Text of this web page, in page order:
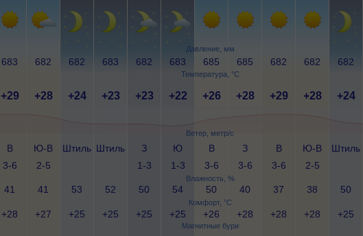
Давление, мм
Температура, °C
Ветер, метр/с
Влажность, %
Комфорт, °C
Магнитные бури
683 682 682 683 682 683 685 685 682 682 682
+29 +28 +24 +23 +23 +22 +26 +28 +29 +28 +24
В
3-6
Ю-В
2-5
Штиль Штиль
З
1-3
Ю
1-3
В
3-6
З
3-6
В
3-6
Ю-В
2-5
Штиль
41 41 53 52 50 54 50 40 37 38 50
+28 +27 +25 +25 +25 +25 +26 +28 +28 +28 +25